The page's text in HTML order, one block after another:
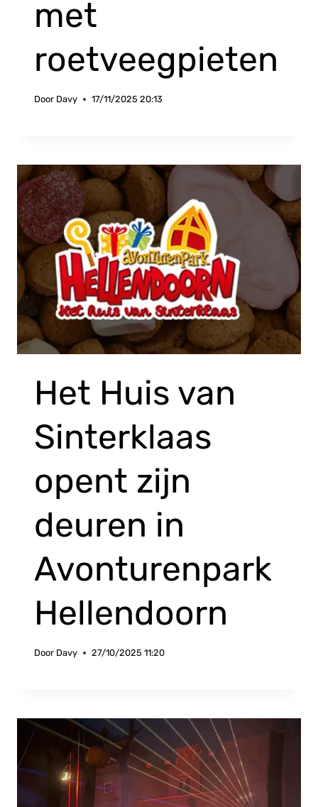
met
roetveegpieten
Door Davy 17/11/2025 20:13
Het Huis van
Sinterklaas
opent zijn
deuren in
Avonturenpark
Hellendoorn
Door Davy 27/10/2025 11:20